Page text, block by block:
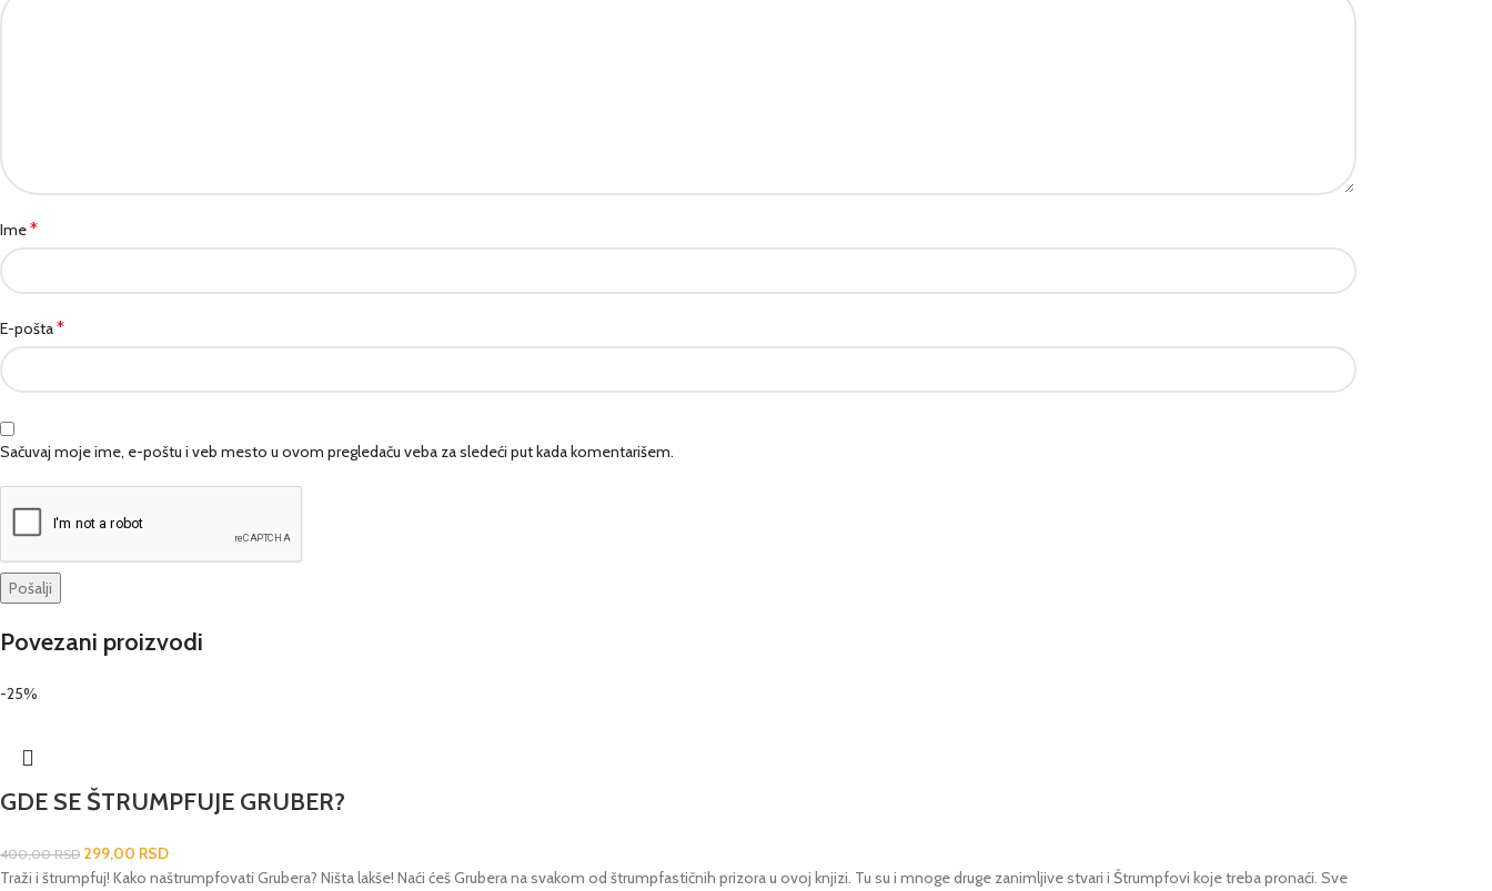
Ime*
E-pošta*
Sačuvaj moje ime, e-poštu i veb mesto u ovom pregledaču veba za sledeći put kada komentarišem.
Povezani proizvodi
-25%
GDE SE ŠTRUMPFUJE GRUBER?
400,00RSD 299,00 RSD
Traži i štrumpfuj! Kako naštrumpfovati Grubera? Ništa lakše! Naći ćeš Grubera na svakom od štrumpfastičnih prizora u ovoj knjizi. Tu su i mnoge druge zanimljive stvari i Štrumpfovi koje treba pronaći. Sve